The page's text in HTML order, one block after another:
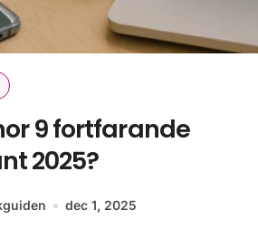
9 fortfarande
2025?
dec 1, 2025